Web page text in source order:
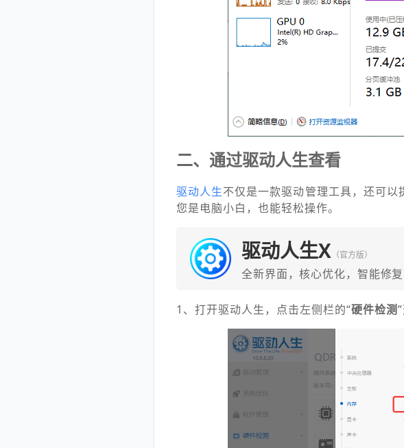
二、通过驱动人生查看
驱动人生不仅是一款驱动管理工具，还可
您是电脑小白，也能轻松操作。
驱动人生X （官方版）
全新界面，核心优化，智能修
1、打开驱动人生，点击左侧栏的“硬件检测